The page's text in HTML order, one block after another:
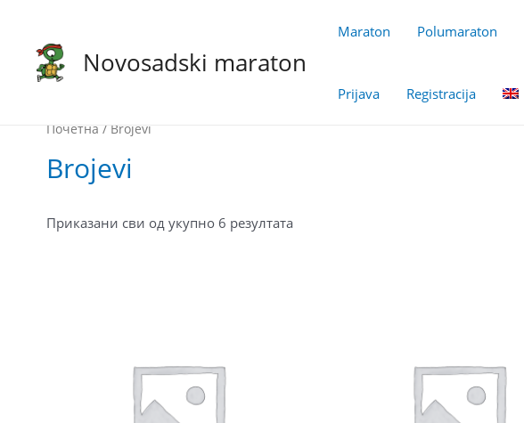
content
Novosadski maraton
Maraton Polumaraton
Prijava Registracija
Почетна / Brojevi
Brojevi
Приказани сви од укупно 6 резултата